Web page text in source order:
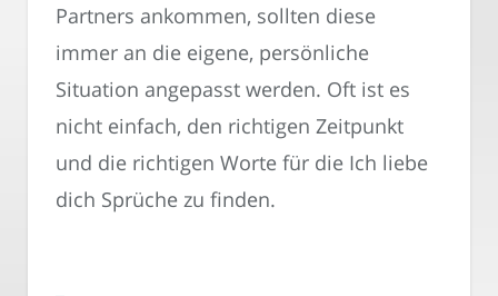
Partners ankommen, sollten diese
immer an die eigene, persönliche
Situation angepasst werden. Oft ist es
nicht einfach, den richtigen Zeitpunkt
und die richtigen Worte für die Ich liebe
dich Sprüche zu finden.